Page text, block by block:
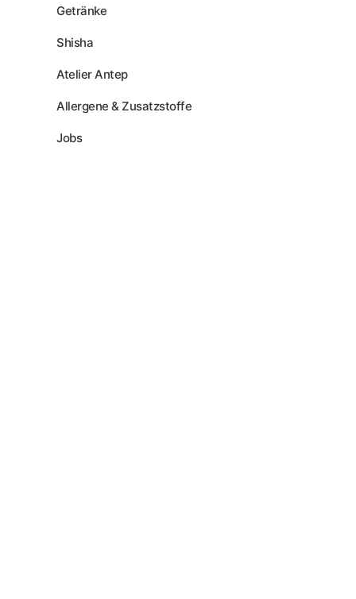
Getränke
Shisha
Atelier Antep
Allergene & Zusatzstoffe
Jobs